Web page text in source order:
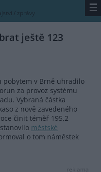
/ zprávy ☰
ještě 123
pobytem v Brně uhradilo
za provoz systému
Vybraná částka
z nově zavedeného
činit téměř 195,2
městské
o tom náměstek
reklama